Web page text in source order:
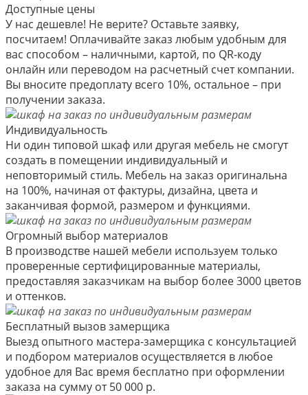
Доступные цены
У нас дешевле! Не верите? Оставьте заявку,
посчитаем! Оплачивайте заказ любым удобным для
вас способом – наличными, картой, по QR-коду
онлайн или переводом на расчетный счет компании.
Вы вносите предоплату всего 10%, остальное – при
получении заказа.
Индивидуальность
Ни один типовой шкаф или другая мебель не смогут
создать в помещении индивидуальный и
неповторимый стиль. Мебель на заказ оригинальна
на 100%, начиная от фактуры, дизайна, цвета и
заканчивая формой, размером и функциями.
Огромный выбор материалов
В производстве нашей мебели используем только
проверенные сертифицированные материалы,
предоставляя заказчикам на выбор более 3000 цветов
и оттенков.
Бесплатный вызов замерщика
Выезд опытного мастера-замерщика с консультацией
и подбором материалов осуществляется в любое
удобное для Вас время бесплатно при оформлении
заказа на сумму от 50 000 р.